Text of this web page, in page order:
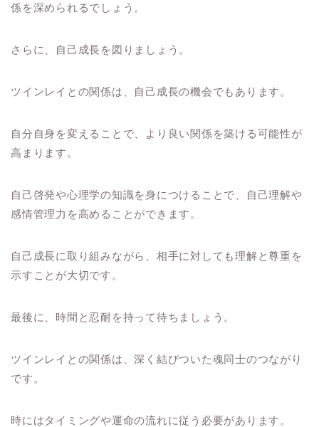
係を深められるでしょう。
さらに、自己成長を図りましょう。
ツインレイとの関係は、自己成長の機会でもあります。
自分自身を変えることで、より良い関係を築ける可能性が
高まります。
自己啓発や心理学の知識を身につけることで、自己理解や
感情管理力を高めることができます。
自己成長に取り組みながら、相手に対しても理解と尊重を
示すことが大切です。
最後に、時間と忍耐を持って待ちましょう。
ツインレイとの関係は、深く結びついた魂同士のつながり
です。
時にはタイミングや運命の流れに従う必要があります。